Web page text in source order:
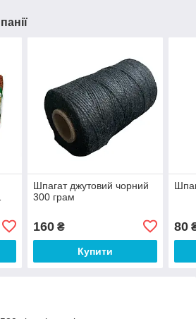
Шпагат джутовий чорний
300 грам
160₴
Купити
80